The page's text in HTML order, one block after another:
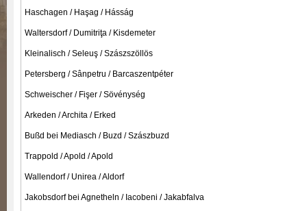
Haschagen / Haşag / Hásság
Waltersdorf / Dumitriţa / Kisdemeter
Kleinalisch / Seleuş / Szászszöllös
Petersberg / Sânpetru / Barcaszentpéter
Schweischer / Fişer / Sövénység
Arkeden / Archita / Erked
Bußd bei Mediasch / Buzd / Szászbuzd
Trappold / Apold / Apold
Wallendorf / Unirea / Aldorf
Jakobsdorf bei Agnetheln / Iacobeni / Jakabfalva